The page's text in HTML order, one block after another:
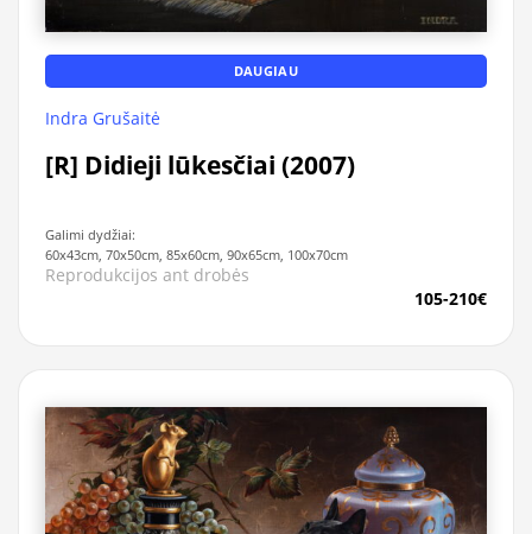
DAUGIAU
Indra Grušaitė
[R] Didieji lūkesčiai (2007)
Galimi dydžiai:
60x43cm, 70x50cm, 85x60cm, 90x65cm, 100x70cm
Reprodukcijos ant drobės
105-210€